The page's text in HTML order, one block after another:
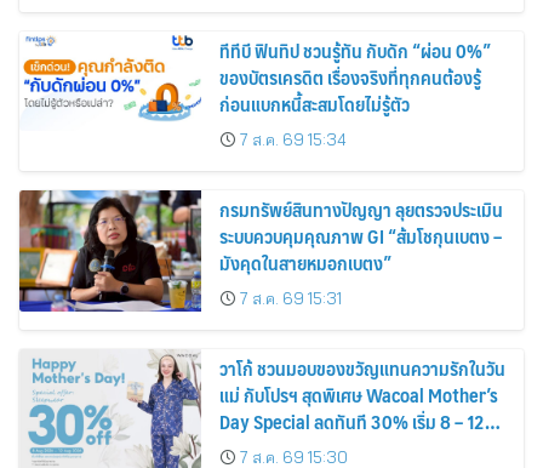
ทีทีบี ฟินทิป ชวนรู้ทัน กับดัก “ผ่อน 0%”
ของบัตรเครดิต เรื่องจริงที่ทุกคนต้องรู้
ก่อนแบกหนี้สะสมโดยไม่รู้ตัว
7 ส.ค. 69 15:34
กรมทรัพย์สินทางปัญญา ลุยตรวจประเมิน
ระบบควบคุมคุณภาพ GI “ส้มโชกุนเบตง –
มังคุดในสายหมอกเบตง”
7 ส.ค. 69 15:31
วาโก้ ชวนมอบของขวัญแทนความรักในวัน
แม่ กับโปรฯ สุดพิเศษ Wacoal Mother’s
Day Special ลดทันที 30% เริ่ม 8 – 12
สิงหาคม 2569
7 ส.ค. 69 15:30